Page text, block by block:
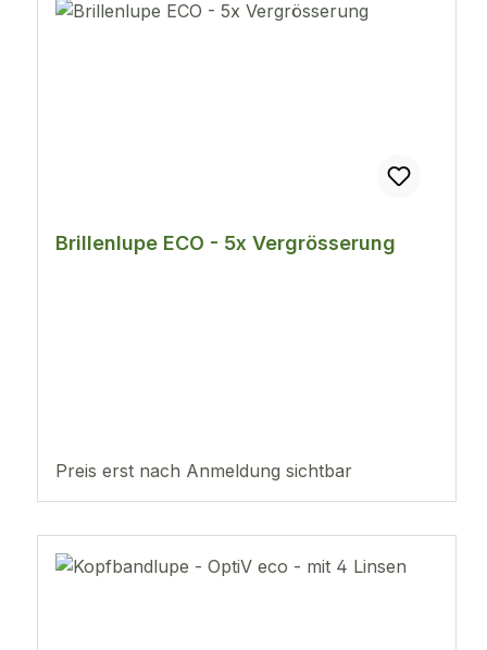
Brillenlupe ECO - 5x Vergrösserung
Preis erst nach Anmeldung sichtbar